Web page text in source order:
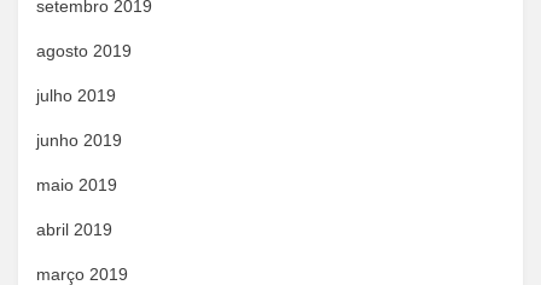
setembro 2019
agosto 2019
julho 2019
junho 2019
maio 2019
abril 2019
março 2019